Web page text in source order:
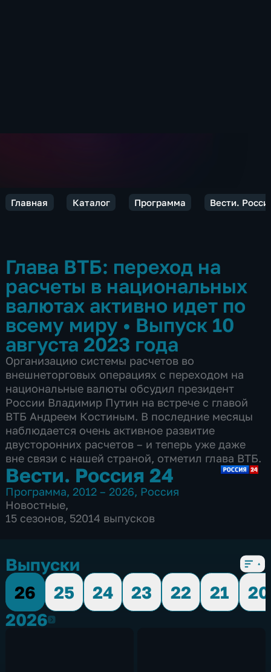
Главная Каталог Программа Вести.
Глава ВТБ: переход на
расчеты в национальных
валютах активно идет по
всему миру • Выпуск 10
августа 2023 года
Организацию системы расчетов во
внешнеторговых операциях с переходом на
национальные валюты обсудил президент
России Владимир Путин на встрече с главой
ВТБ Андреем Костиным. В последние месяцы
наблюдается очень активное развитие
двусторонних расчетов – и теперь уже даже
вне связи с нашей страной, отметил глава ВТБ.
Вести. Россия 24
Программа, 2012 – 2026, Россия
Новостные,
15 сезонов, 52014 выпусков
Выпуски
26
25 24 23 22 21
20
20262026